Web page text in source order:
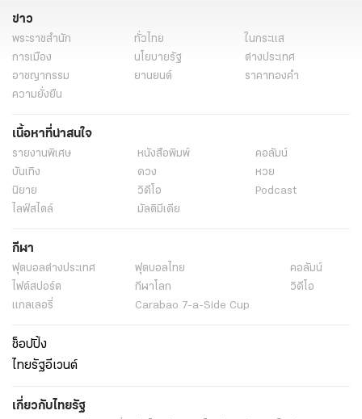
ข่าว
พระราชสำนัก ทั่วไทย
ในกระแส
การเมือง
นโยบายรัฐ
ต่างประเทศ
อาชญากรรม
ยานยนต์
ราคาทองคำ
ความยั่งยืน
เนื้อหาที่น่าสนใจ
รายงานพิเศษ หนังสือพิมพ์
คอลัมน์
บันเทิง
ดวง
หวย
นิยาย
วิดีโอ
Podcast
ไลฟ์สไตล์
มัลติมีเดีย
กีฬา
ฟุตบอลต่่างประเทศ ฟุตบอลไทย
คอลัมน์
ไฟต์สปอร์ต
กีฬาโลก
วิดีโอ
แกลเลอรี่
Carabao 7-a-Side Cup
ช็อปปิ้ง
ไทยรัฐอีเวนต์
เกี่ยวกับไทยรัฐ